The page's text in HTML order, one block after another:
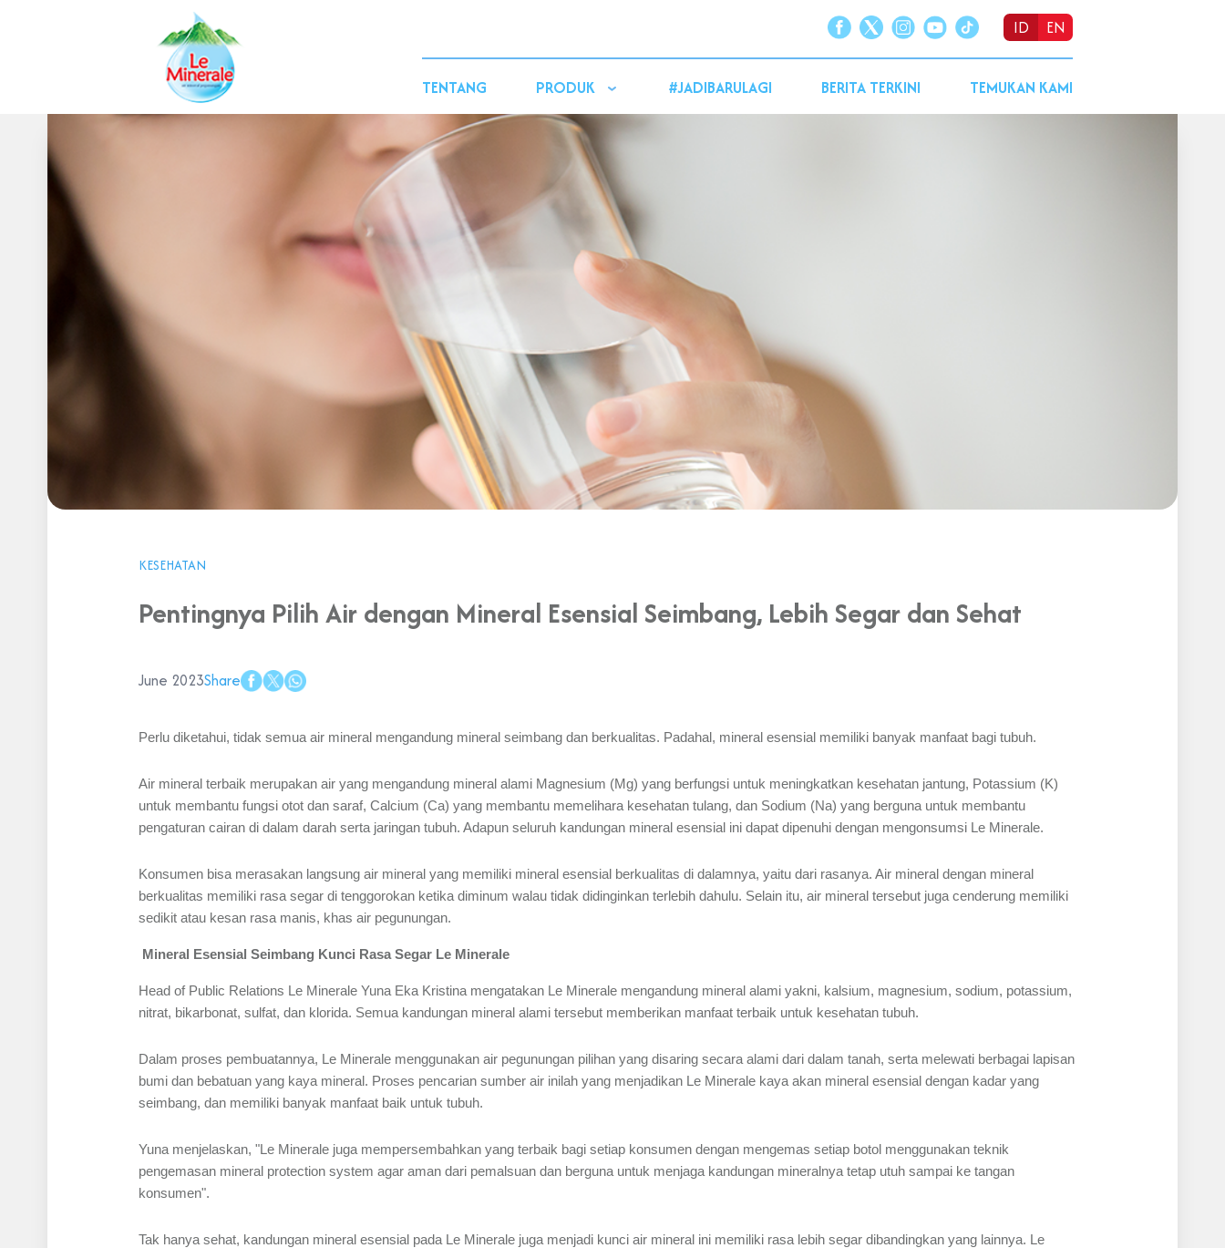
ID EN
TENTANG PRODUK #JADIBARULAGI BERITA TERKINI TEMUKAN KAMI
KESEHATAN
Pentingnya Pilih Air dengan Mineral Esensial Seimbang, Lebih Segar dan Sehat
June 2023Share
Perlu diketahui, tidak semua air mineral mengandung mineral seimbang dan berkualitas. Padahal, mineral esensial memiliki banyak manfaat bagi tubuh.
Air mineral terbaik merupakan air yang mengandung mineral alami Magnesium (Mg) yang berfungsi untuk meningkatkan kesehatan jantung, Potassium (K)
untuk membantu fungsi otot dan saraf, Calcium (Ca) yang membantu memelihara kesehatan tulang, dan Sodium (Na) yang berguna untuk membantu
pengaturan cairan di dalam darah serta jaringan tubuh. Adapun seluruh kandungan mineral esensial ini dapat dipenuhi dengan mengonsumsi Le Minerale.
Konsumen bisa merasakan langsung air mineral yang memiliki mineral esensial berkualitas di dalamnya, yaitu dari rasanya. Air mineral dengan mineral
berkualitas memiliki rasa segar di tenggorokan ketika diminum walau tidak didinginkan terlebih dahulu. Selain itu, air mineral tersebut juga cenderung memiliki
sedikit atau kesan rasa manis, khas air pegunungan.
Mineral Esensial Seimbang Kunci Rasa Segar Le Minerale
Head of Public Relations Le Minerale Yuna Eka Kristina mengatakan Le Minerale mengandung mineral alami yakni, kalsium, magnesium, sodium, potassium,
nitrat, bikarbonat, sulfat, dan klorida. Semua kandungan mineral alami tersebut memberikan manfaat terbaik untuk kesehatan tubuh.
Dalam proses pembuatannya, Le Minerale menggunakan air pegunungan pilihan yang disaring secara alami dari dalam tanah, serta melewati berbagai lapisan
bumi dan bebatuan yang kaya mineral. Proses pencarian sumber air inilah yang menjadikan Le Minerale kaya akan mineral esensial dengan kadar yang
seimbang, dan memiliki banyak manfaat baik untuk tubuh.
Yuna menjelaskan, "Le Minerale juga mempersembahkan yang terbaik bagi setiap konsumen dengan mengemas setiap botol menggunakan teknik
pengemasan mineral protection system agar aman dari pemalsuan dan berguna untuk menjaga kandungan mineralnya tetap utuh sampai ke tangan
konsumen".
Tak hanya sehat, kandungan mineral esensial pada Le Minerale juga menjadi kunci air mineral ini memiliki rasa lebih segar dibandingkan yang lainnya. Le